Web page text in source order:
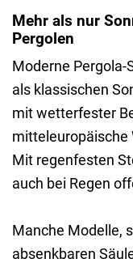
Mehr als nur
Pergolen
Moderne
als klassischen
mit wetterfester
mitteleuropäische
Mit regenfesten
auch bei Regen
Manche Modelle,
absenkbaren